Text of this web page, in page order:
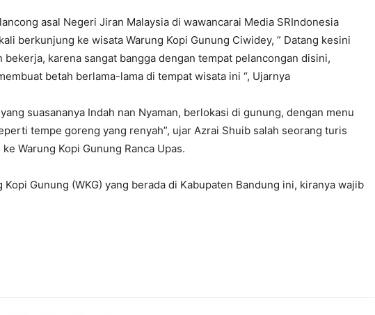
asal Negeri Jiran Malaysia di wawancarai Media SRIndonesia
berkunjung ke wisata Warung Kopi Gunung Ciwidey, ” Datang kesini
bekerja, karena sangat bangga dengan tempat pelancongan disini,
betah berlama-lama di tempat wisata ini “, Ujarnya
suasananya Indah nan Nyaman, berlokasi di gunung, dengan menu
tempe goreng yang renyah”, ujar Azrai Shuib salah seorang turis
Warung Kopi Gunung Ranca Upas.
Kopi Gunung (WKG) yang berada di Kabupaten Bandung ini, kiranya wajib